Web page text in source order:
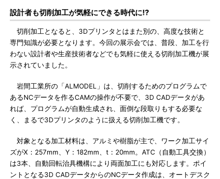
設計者も切削加工が気軽にできる時代に!?
切削加工となると、3Dプリンタとはまた別の、高度な技術と
専門知識が必要となります。今回の展示会では、普段、加工を行
わない設計者や生産技術者などでも気軽に使える切削加工機が展
示されていました。
岩間工業所の「ALMODEL」は、切削するためのプログラムで
あるNCデータを作るCAMの操作が不要で、3D CADデータがあ
れば、プログラムが自動生成され、面倒な段取りもする必要な
く、まるで3Dプリンタのように扱える切削加工機です。
対象となる加工材料は、アルミや樹脂が主で、ワーク加工サイ
ズがX：257mm、Y：182mm、t：20mm。ATC（自動工具交換）
は3本、自動回転治具機構により両面加工にも対応します。ポイ
ントとなる3D CADデータからのNCデータ作成は、オートデスク